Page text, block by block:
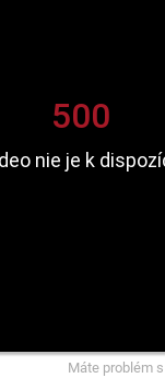
Máte problém